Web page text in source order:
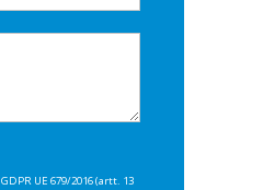
GDPR UE 679/2016 (artt. 13